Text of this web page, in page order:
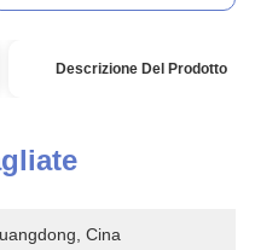
Descrizione Del Prodotto
Cina